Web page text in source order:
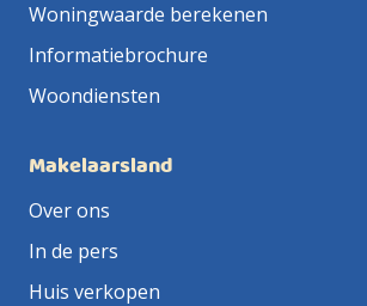
Woningwaarde berekenen
Informatiebrochure
Woondiensten
Makelaarsland
Over ons
In de pers
Huis verkopen